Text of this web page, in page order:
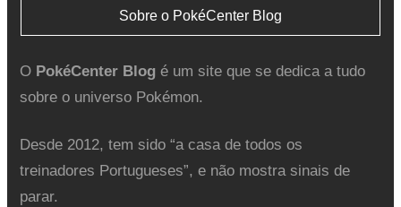
Sobre o PokéCenter Blog
O PokéCenter Blogé um site que se dedica a tudo
sobre o universo Pokémon.
Desde 2012, tem sido “a casa de todos os
treinadores Portugueses”, e não mostra sinais de
parar.